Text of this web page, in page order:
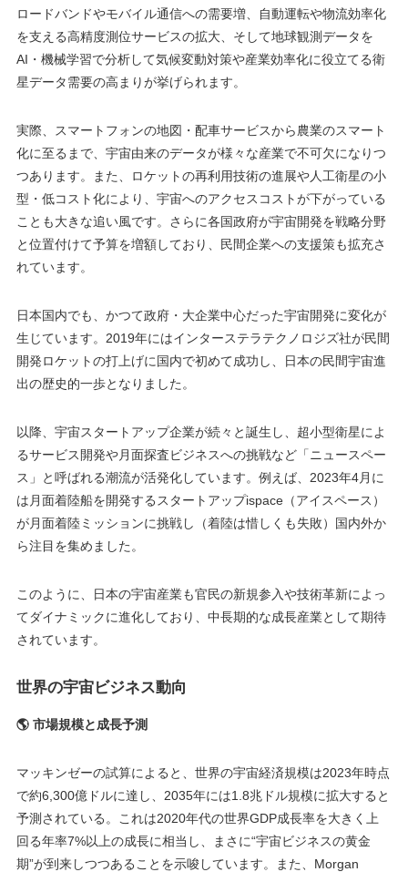
ロードバンドやモバイル通信への需要増、自動運転や物流効率化
を支える高精度測位サービスの拡大、そして地球観測データを
AI・機械学習で分析して気候変動対策や産業効率化に役立てる衛
星データ需要の高まりが挙げられます​。
実際、スマートフォンの地図・配車サービスから農業のスマート
化に至るまで、宇宙由来のデータが様々な産業で不可欠になりつ
つあります。また、ロケットの再利用技術の進展や人工衛星の小
型・低コスト化により、宇宙へのアクセスコストが下がっている
ことも大きな追い風です。さらに各国政府が宇宙開発を戦略分野
と位置付けて予算を増額しており、民間企業への支援策も拡充さ
れています。
日本国内でも、かつて政府・大企業中心だった宇宙開発に変化が
生じています。2019年にはインターステラテクノロジズ社が民間
開発ロケットの打上げに国内で初めて成功し、日本の民間宇宙進
出の歴史的一歩となりました​。
以降、宇宙スタートアップ企業が続々と誕生し、超小型衛星によ
るサービス開発や月面探査ビジネスへの挑戦など「ニュースペー
ス」と呼ばれる潮流が活発化しています。例えば、2023年4月に
は月面着陸船を開発するスタートアップispace（アイスペース）
が月面着陸ミッションに挑戦し（着陸は惜しくも失敗）国内外か
ら注目を集めました​。
このように、日本の宇宙産業も官民の新規参入や技術革新によっ
てダイナミックに進化しており、中長期的な成長産業として期待
されています。
世界の宇宙ビジネス動向
🌎 市場規模と成長予測
マッキンゼーの試算によると、世界の宇宙経済規模は2023年時点
で約6,300億ドルに達し、2035年には1.8兆ドル規模に拡大すると
予測されている。これは2020年代の世界GDP成長率を大きく上
回る年率7%以上の成長に相当し、まさに“宇宙ビジネスの黄金
期”が到来しつつあることを示唆しています。また、Morgan